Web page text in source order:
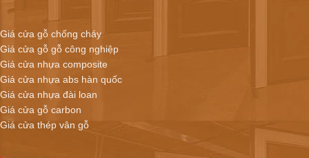
Giá cửa gỗ chống cháy
Giá cửa gỗ gỗ công nghiệp
Giá cửa nhựa composite
Giá cửa nhựa abs hàn quốc
Giá cửa nhựa đài loan
Giá cửa gỗ carbon
Giá cửa thép vân gỗ